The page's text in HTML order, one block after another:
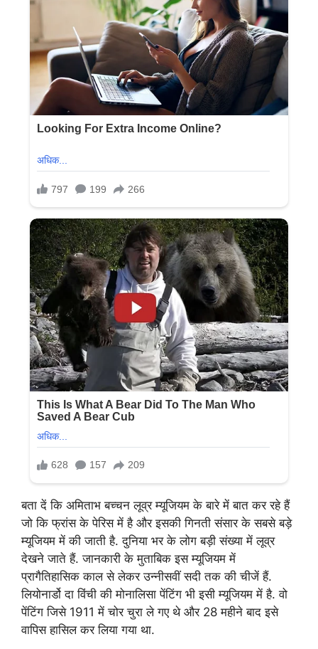
बता दें कि अमिताभ बच्चन लूव्र म्यूजियम के बारे में बात कर रहे हैं
जो कि फ्रांस के पेरिस में है और इसकी गिनती संसार के सबसे बड़े
म्यूजियम में की जाती है. दुनिया भर के लोग बड़ी संख्या में लूव्र
देखने जाते हैं. जानकारी के मुताबिक इस म्यूजियम में
प्रागैतिहासिक काल से लेकर उन्नीसवीं सदी तक की चीजें हैं.
लियोनार्डो दा विंची की मोनालिसा पेंटिंग भी इसी म्यूजियम में है. वो
पेंटिंग जिसे 1911 में चोर चुरा ले गए थे और 28 महीने बाद इसे
वापिस हासिल कर लिया गया था.